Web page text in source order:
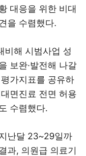
대응을 위한 비대
을 수렴했다.
비해 시범사업 성
보완·발전해 나갈
가지표를 공유하
면진료 전면 허용
수렴했다.
난달 23~29일까
과, 의원급 의료기